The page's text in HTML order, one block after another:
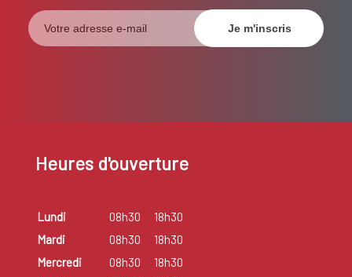
Heures d'ouverture
Lundi 08h30
18h30
Mardi
08h30
18h30
Mercredi
08h30
18h30